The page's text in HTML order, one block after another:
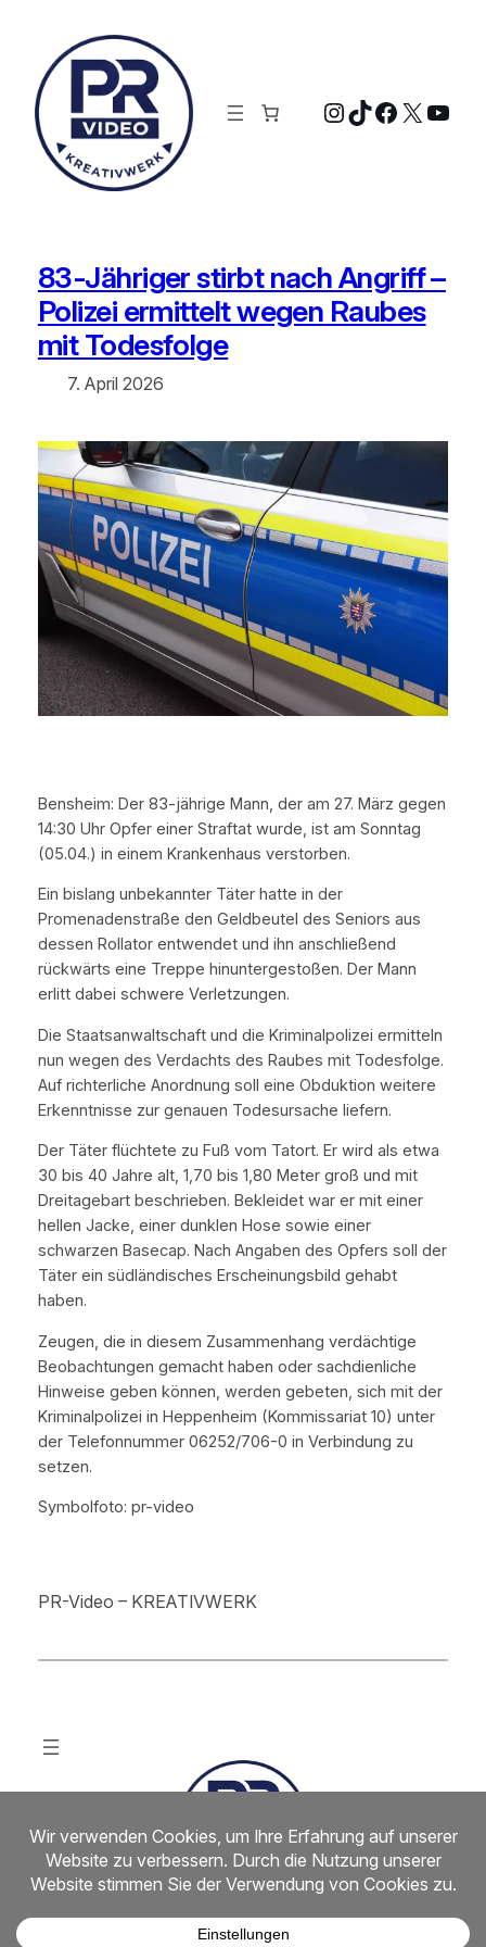
springen
Instagram
TikTok
X
83-Jähriger stirbt nach Angriff –
Polizei ermittelt wegen Raubes
mit Todesfolge
7. April 2026
Bensheim: Der 83-jährige Mann, der am 27. März gegen
14:30 Uhr Opfer einer Straftat wurde, ist am Sonntag
(05.04.) in einem Krankenhaus verstorben.
Ein bislang unbekannter Täter hatte in der
Promenadenstraße den Geldbeutel des Seniors aus
dessen Rollator entwendet und ihn anschließend
rückwärts eine Treppe hinuntergestoßen. Der Mann
erlitt dabei schwere Verletzungen.
Die Staatsanwaltschaft und die Kriminalpolizei ermitteln
nun wegen des Verdachts des Raubes mit Todesfolge.
Auf richterliche Anordnung soll eine Obduktion weitere
Erkenntnisse zur genauen Todesursache liefern.
Der Täter flüchtete zu Fuß vom Tatort. Er wird als etwa
30 bis 40 Jahre alt, 1,70 bis 1,80 Meter groß und mit
Dreitagebart beschrieben. Bekleidet war er mit einer
hellen Jacke, einer dunklen Hose sowie einer
schwarzen Basecap. Nach Angaben des Opfers soll der
Täter ein südländisches Erscheinungsbild gehabt
haben.
Zeugen, die in diesem Zusammenhang verdächtige
Beobachtungen gemacht haben oder sachdienliche
Hinweise geben können, werden gebeten, sich mit der
Kriminalpolizei in Heppenheim (Kommissariat 10) unter
der Telefonnummer 06252/706-0 in Verbindung zu
setzen.
Symbolfoto: pr-video
PR-Video – KREATIVWERK